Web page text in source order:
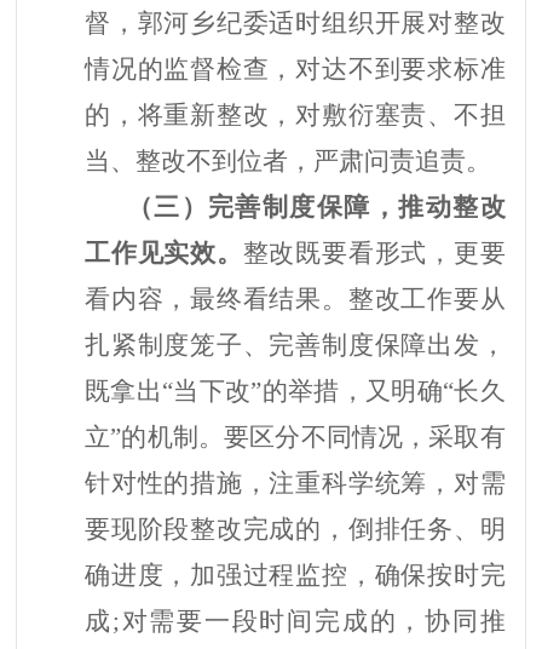
督，郭河乡纪委适时组织开展对整改
情况的监督检查，对达不到要求标准
的，将重新整改，对敷衍塞责、不担
当、整改不到位者，严肃问责追责。
（三）完善制度保障，推动整改
工作见实效。 整改既要看形式，更要
看内容，最终看结果。整改工作要从
扎紧制度笼子、完善制度保障出发，
既拿出“当下改”的举措，又明确“长久
立”的机制。要区分不同情况，采取有
针对性的措施，注重科学统筹，对需
要现阶段整改完成的，倒排任务、明
确进度，加强过程监控，确保按时完
成;对需要一段时间完成的，协同推